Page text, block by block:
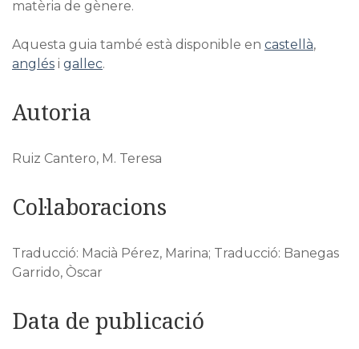
matèria de gènere.
Aquesta guia també està disponible en castellà,
anglés i gallec.
Autoria
Ruiz Cantero, M. Teresa
Col·laboracions
Traducció: Macià Pérez, Marina; Traducció: Banegas
Garrido, Òscar
Data de publicació